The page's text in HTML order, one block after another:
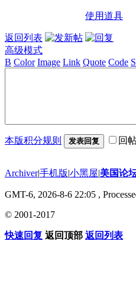
使用道具
返回列表
高级模式
B Color Image Link Quote Code
本版积分规则 发表回复 回
Archiver|手机版|小黑屋|美国论
GMT-6, 2026-8-6 22:05 ,
© 2001-2017
快速回复 返回顶部 返回列表